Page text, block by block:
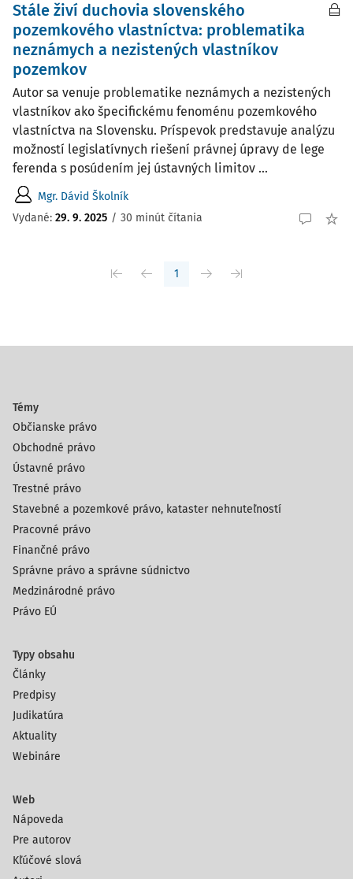
Stále živí duchovia slovenského
pozemkového vlastníctva: problematika
neznámych a nezistených vlastníkov
pozemkov
Autor sa venuje problematike neznámych a nezistených
vlastníkov ako špecifickému fenoménu pozemkového
vlastníctva na Slovensku. Príspevok predstavuje analýzu
možností legislatívnych riešení právnej úpravy de lege
ferenda s posúdením jej ústavných limitov ...
Mgr. Dávid Školník
Vydané: 29. 9. 2025 / 30 minút čítania
1
Témy
Občianske právo
Obchodné právo
Ústavné právo
Trestné právo
Stavebné a pozemkové právo, kataster nehnuteľností
Pracovné právo
Finančné právo
Správne právo a správne súdnictvo
Medzinárodné právo
Právo EÚ
Typy obsahu
Články
Predpisy
Judikatúra
Aktuality
Webináre
Web
Nápoveda
Pre autorov
Kľúčové slová